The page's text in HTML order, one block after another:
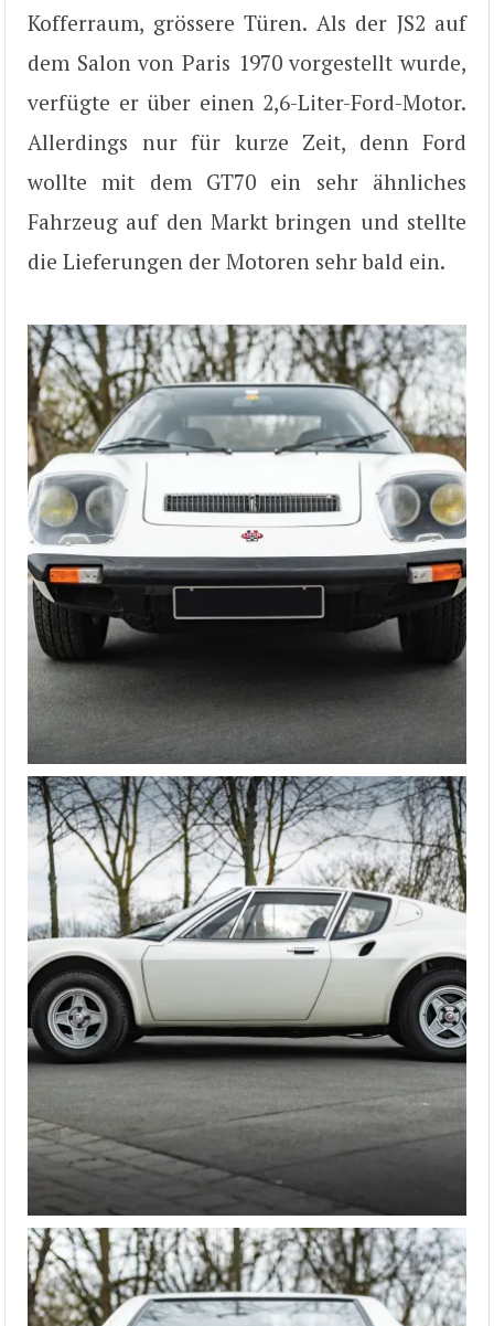
Kofferraum, grössere Türen. Als der JS2 auf
dem Salon von Paris 1970 vorgestellt wurde,
verfügte er über einen 2,6-Liter-Ford-Motor.
Allerdings nur für kurze Zeit, denn Ford
wollte mit dem GT70 ein sehr ähnliches
Fahrzeug auf den Markt bringen und stellte
die Lieferungen der Motoren sehr bald ein.